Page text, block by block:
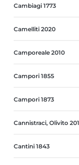
Cambiagi 1773
Camelliti 2020
Camporeale 2010
Campori 1855
Campori 1873
Cannistraci, Olivito
Cantini 1843